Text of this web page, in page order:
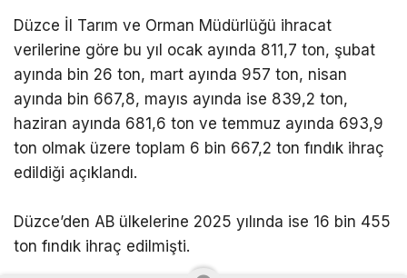
Düzce İl Tarım ve Orman Müdürlüğü ihracat
verilerine göre bu yıl ocak ayında 811,7 ton, şubat
ayında bin 26 ton, mart ayında 957 ton, nisan
ayında bin 667,8, mayıs ayında ise 839,2 ton,
haziran ayında 681,6 ton ve temmuz ayında 693,9
ton olmak üzere toplam 6 bin 667,2 ton fındık ihraç
edildiği açıklandı.
Düzce’den AB ülkelerine 2025 yılında ise 16 bin 455
ton fındık ihraç edilmişti.